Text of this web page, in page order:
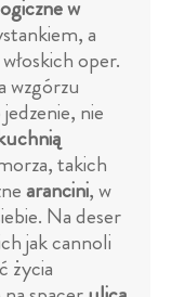
w
a
oper.
wzgórzu
nie
takich
arancini, w
Na deser
jak cannoli
życia